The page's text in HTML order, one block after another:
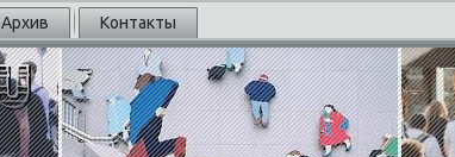
Архив Контакты